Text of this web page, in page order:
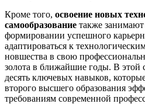
Кроме того, освоение новых
самообразование также
формировании успешного
адаптироваться к
новшества в свою
золота в ближайшие годы. В этой
десять ключевых навыков,
второго высшего образования
требованиям современной